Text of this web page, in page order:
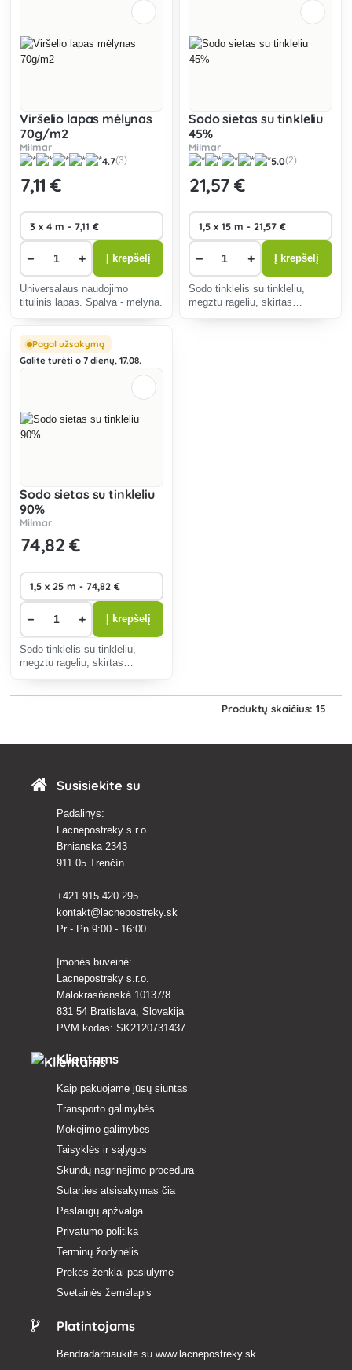
Viršelio lapas mėlynas
70g/m2
Milmar
4.7(3)
7,11 €
− + Į krepšelį
Universalaus naudojimo
titulinis lapas. Spalva - mėlyna.
Sodo sietas su tinkleliu
45%
Milmar
5.0(2)
21,57 €
− + Į krepšelį
Sodo tinklelis su tinkleliu,
megztu rageliu, skirtas
Pagal užsakymą
Galite turėti o 7 dienų, 17.08.
Sodo sietas su tinkleliu
90%
Milmar
74,82 €
− + Į krepšelį
Sodo tinklelis su tinkleliu,
megztu rageliu, skirtas
Produktų skaičius: 15
Susisiekite su
Padalinys:
Lacnepostreky s.r.o.
Brnianska 2343
911 05 Trenčín
+421 915 420 295
kontakt@lacnepostreky.sk
Pr - Pn 9:00 - 16:00
Įmonės buveinė:
Lacnepostreky s.r.o.
Malokrasňanská 10137/8
831 54 Bratislava, Slovakija
PVM kodas: SK2120731437
Klientams
Kaip pakuojame jūsų siuntas
Transporto galimybės
Mokėjimo galimybės
Taisyklės ir sąlygos
Skundų nagrinėjimo procedūra
Sutarties atsisakymas čia
Paslaugų apžvalga
Privatumo politika
Terminų žodynėlis
Prekės ženklai pasiūlyme
Svetainės žemėlapis
Platintojams
Bendradarbiaukite su www.lacnepostreky.sk